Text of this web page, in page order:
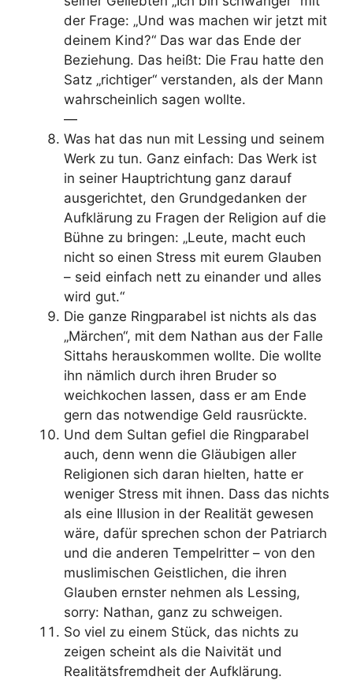
der Frage: „Und was machen wir jetzt mit
deinem Kind?“ Das war das Ende der
Beziehung. Das heißt: Die Frau hatte den
Satz „richtiger“ verstanden, als der Mann
wahrscheinlich sagen wollte.
—
Was hat das nun mit Lessing und seinem
Werk zu tun. Ganz einfach: Das Werk ist
in seiner Hauptrichtung ganz darauf
ausgerichtet, den Grundgedanken der
Aufklärung zu Fragen der Religion auf die
Bühne zu bringen: „Leute, macht euch
nicht so einen Stress mit eurem Glauben
– seid einfach nett zu einander und alles
wird gut.“
Die ganze Ringparabel ist nichts als das
„Märchen“, mit dem Nathan aus der Falle
Sittahs herauskommen wollte. Die wollte
ihn nämlich durch ihren Bruder so
weichkochen lassen, dass er am Ende
gern das notwendige Geld rausrückte.
Und dem Sultan gefiel die Ringparabel
auch, denn wenn die Gläubigen aller
Religionen sich daran hielten, hatte er
weniger Stress mit ihnen. Dass das nichts
als eine Illusion in der Realität gewesen
wäre, dafür sprechen schon der Patriarch
und die anderen Tempelritter – von den
muslimischen Geistlichen, die ihren
Glauben ernster nehmen als Lessing,
sorry: Nathan, ganz zu schweigen.
So viel zu einem Stück, das nichts zu
zeigen scheint als die Naivität und
Realitätsfremdheit der Aufklärung.